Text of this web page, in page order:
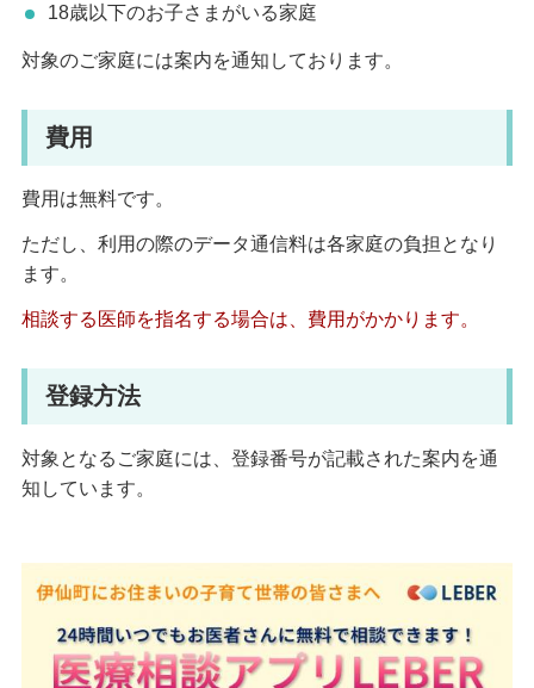
18歳以下のお子さまがいる家庭
対象のご家庭には案内を通知しております。
費用
費用は無料です。
ただし、利用の際のデータ通信料は各家庭の負担となり
ます。
相談する医師を指名する場合は、費用がかかります。
登録方法
対象となるご家庭には、登録番号が記載された案内を通
知しています。